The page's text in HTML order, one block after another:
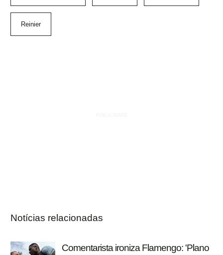
Reinier
Notícias relacionadas
Comentarista ironiza Flamengo: 'Plano